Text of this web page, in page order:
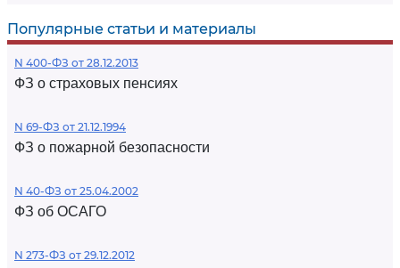
Популярные статьи и материалы
N 400-ФЗ от 28.12.2013
ФЗ о страховых пенсиях
N 69-ФЗ от 21.12.1994
ФЗ о пожарной безопасности
N 40-ФЗ от 25.04.2002
ФЗ об ОСАГО
N 273-ФЗ от 29.12.2012